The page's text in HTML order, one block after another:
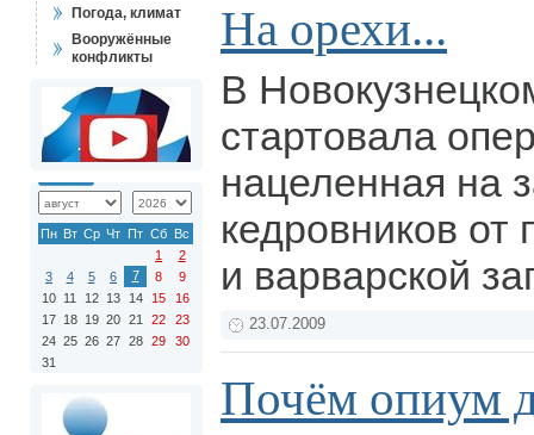
Погода, климат
Вооружённые
конфликты
Пн Вт Ср Чт Пт Сб Вс
1
2
3
4 5 6 7 8
9
10 11 12 13 14 15
16
17 18 19 20 21 22
23
24 25 26 27 28 29
30
31
На орехи...
В
стартовала
нацеленная на
кедровников
и варварской
23.07.2009
Почём опиум